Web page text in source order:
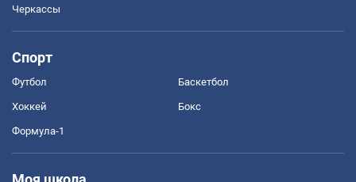
Черкассы
Спорт
Футбол Баскетбол
Хоккей Бокс
Формула-1